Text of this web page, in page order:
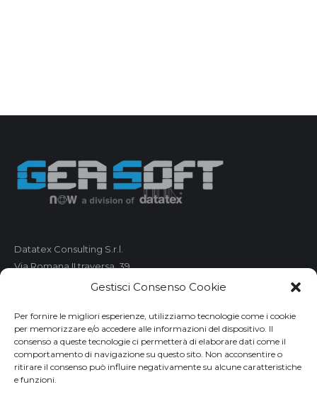
Gestisci Consenso Cookie
Per fornire le migliori esperienze, utilizziamo tecnologie come i cookie
per memorizzare e/o accedere alle informazioni del dispositivo. Il
consenso a queste tecnologie ci permetterà di elaborare dati come il
comportamento di navigazione su questo sito. Non acconsentire o
ritirare il consenso può influire negativamente su alcune caratteristiche
e funzioni.
Datatex Consulting S.r.l.
Via Romana II traversa, 39
Telefono: 0583 490 473
Fax: 0583 490 485
Email: market@geasoft.com